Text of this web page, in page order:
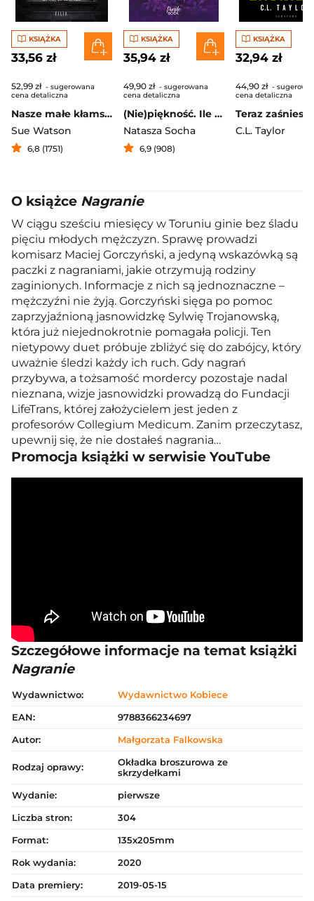
KSIĄŻKA
33,56 zł
52,99 zł - sugerowana
cena detaliczna
Nasze małe kłamstwa
Sue Watson
6,8 (1751)
KSIĄŻKA
35,94 zł
49,90 zł - sugerowana
cena detaliczna
(Nie)piękność. Ile jest warta Twoja uroda?
Natasza Socha
6,9 (908)
KSIĄŻKA
32,94 zł
44,90 zł -
cena detaliczna
Teraz zaśniesz
C.L. Taylor
O książce Nagranie
W ciągu sześciu miesięcy w Toruniu ginie bez śladu
pięciu młodych mężczyzn. Sprawę prowadzi
komisarz Maciej Gorczyński, a jedyną wskazówką są
paczki z nagraniami, jakie otrzymują rodziny
zaginionych. Informacje z nich są jednoznaczne –
mężczyźni nie żyją. Gorczyński sięga po pomoc
zaprzyjaźnioną jasnowidzkę Sylwię Trojanowską,
która już niejednokrotnie pomagała policji. Ten
nietypowy duet próbuje zbliżyć się do zabójcy, który
uważnie śledzi każdy ich ruch. Gdy nagrań
przybywa, a tożsamość mordercy pozostaje nadal
nieznana, wizje jasnowidzki prowadzą do Fundacji
LifeTrans, której założycielem jest jeden z
profesorów Collegium Medicum. Zanim przeczytasz,
upewnij się, że nie dostałeś nagrania…
Promocja książki w serwisie YouTube
Szczegółowe informacje na temat książki
Nagranie
Wydawnictwo:
Wydawnictwo Kobiece
EAN:
9788366234697
Autor:
Małgorzata Falkowska
Rodzaj oprawy:
Okładka broszurowa ze
skrzydełkami
Wydanie:
pierwsze
Liczba stron:
304
Format:
135x205mm
Rok wydania:
2020
Data premiery:
2019-05-15